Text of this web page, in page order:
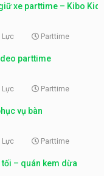
xe parttime – Kibo Kid
Parttime
parttime
Parttime
vụ bàn
Parttime
tối – quán kem dừa